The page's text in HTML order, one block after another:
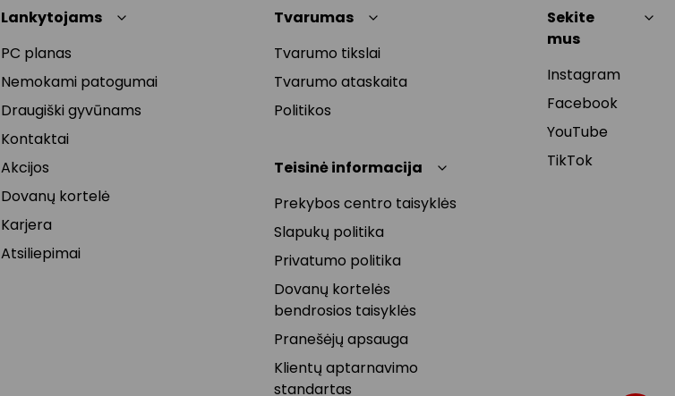
Lankytojams
PC planas
Nemokami patogumai
Draugiški gyvūnams
Kontaktai
Akcijos
Dovanų kortelė
Karjera
Atsiliepimai
Tvarumas
Tvarumo tikslai
Tvarumo ataskaita
Politikos
Teisinė informacija
Prekybos centro taisyklės
Slapukų politika
Privatumo politika
Dovanų kortelės
bendrosios taisyklės
Pranešėjų apsauga
Klientų aptarnavimo
standartas
Sekite
mus
Instagram
Facebook
YouTube
TikTok